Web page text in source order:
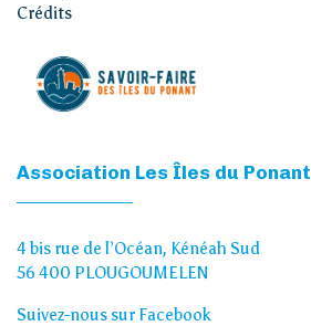
Crédits
Association Les Îles du Ponant
4 bis rue de l’Océan, Kénéah Sud
56 400 PLOUGOUMELEN
Suivez-nous sur Facebook